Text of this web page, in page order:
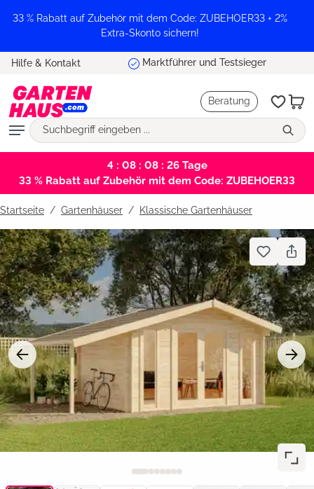
springen
33 % Rabatt auf Zubehör mit dem Code: ZUBEHOER33 + 2%
Extra-Skonto sichern!
Hilfe & Kontakt Marktführer und Testsieger
Beratung
4 : 08 : 08 : 26Tage
33 % Rabatt auf Zubehör mit dem Code: ZUBEHOER33
Startseite Gartenhäuser / Klassische Gartenhäuser
Bildergalerie überspringen